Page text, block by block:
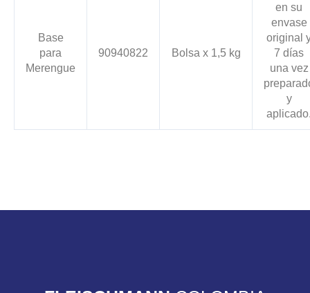
Base
para
Merengue
90940822 Bolsa x 1,5 kg
en su
envase
original
7 días
una vez
y